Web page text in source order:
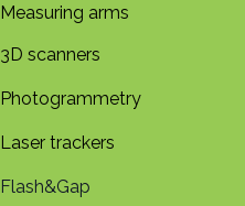
Measuring arms
3D s​​canners
Photogrammetry
Laser trackers
Flash&Gap